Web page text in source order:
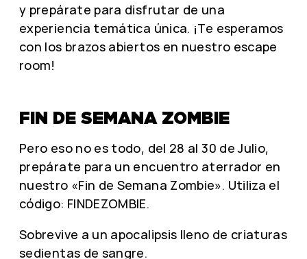
y prepárate para disfrutar de una
experiencia temática única. ¡Te esperamos
con los brazos abiertos en nuestro escape
room!
FIN DE SEMANA ZOMBIE
Pero eso no es todo, del 28 al 30 de Julio,
prepárate para un encuentro aterrador en
nuestro «Fin de Semana Zombie». Utiliza el
código: FINDEZOMBIE.
Sobrevive a un apocalipsis lleno de criaturas
sedientas de sangre.